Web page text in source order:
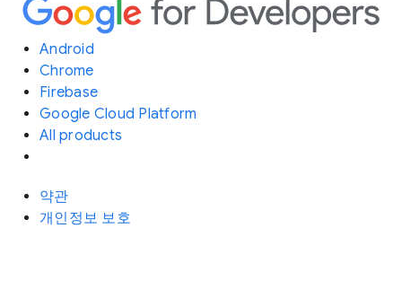
Android
Chrome
Firebase
Google Cloud Platform
All products
약관
개인정보 보호